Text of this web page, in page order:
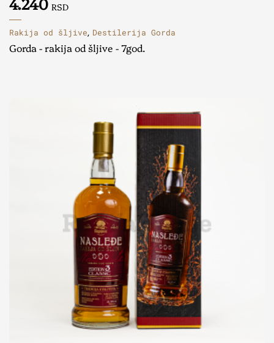
RSD
Rakija od šljive, Destilerija Gorda
Gorda - rakija od šljive - 7god.